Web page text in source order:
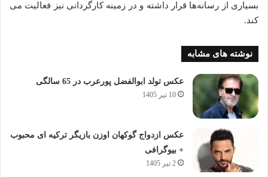
بسیاری از رسانه‌ها قرار داشته و در زمینه کارگردانی نیز فعالیت می
کند.
نوشته های مشابه
عکس تولد ابوالفضل پورعرب در 65 سالگی
10 تیر 1405
عکس ازدواج گوکهان اوزن بازیگر ترکیه ای محبوب
+ بیوگرافی
2 تیر 1405